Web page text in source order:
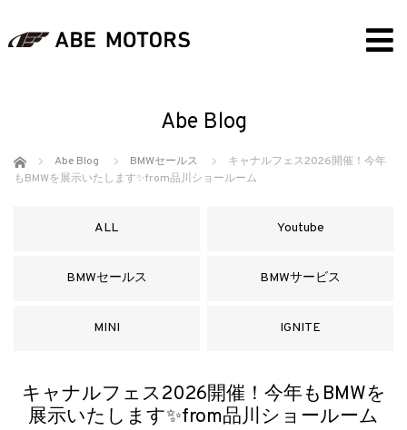
Abe Blog
ホーム Abe Blog BMWセールス
キャナルフェス2026開催！今年
もBMWを展示いたします✨from品川ショールーム
ALL Youtube
BMWセールス BMWサービス
MINI IGNITE
キャナルフェス2026開催！今年もBMWを
展示いたします✨from品川ショールーム